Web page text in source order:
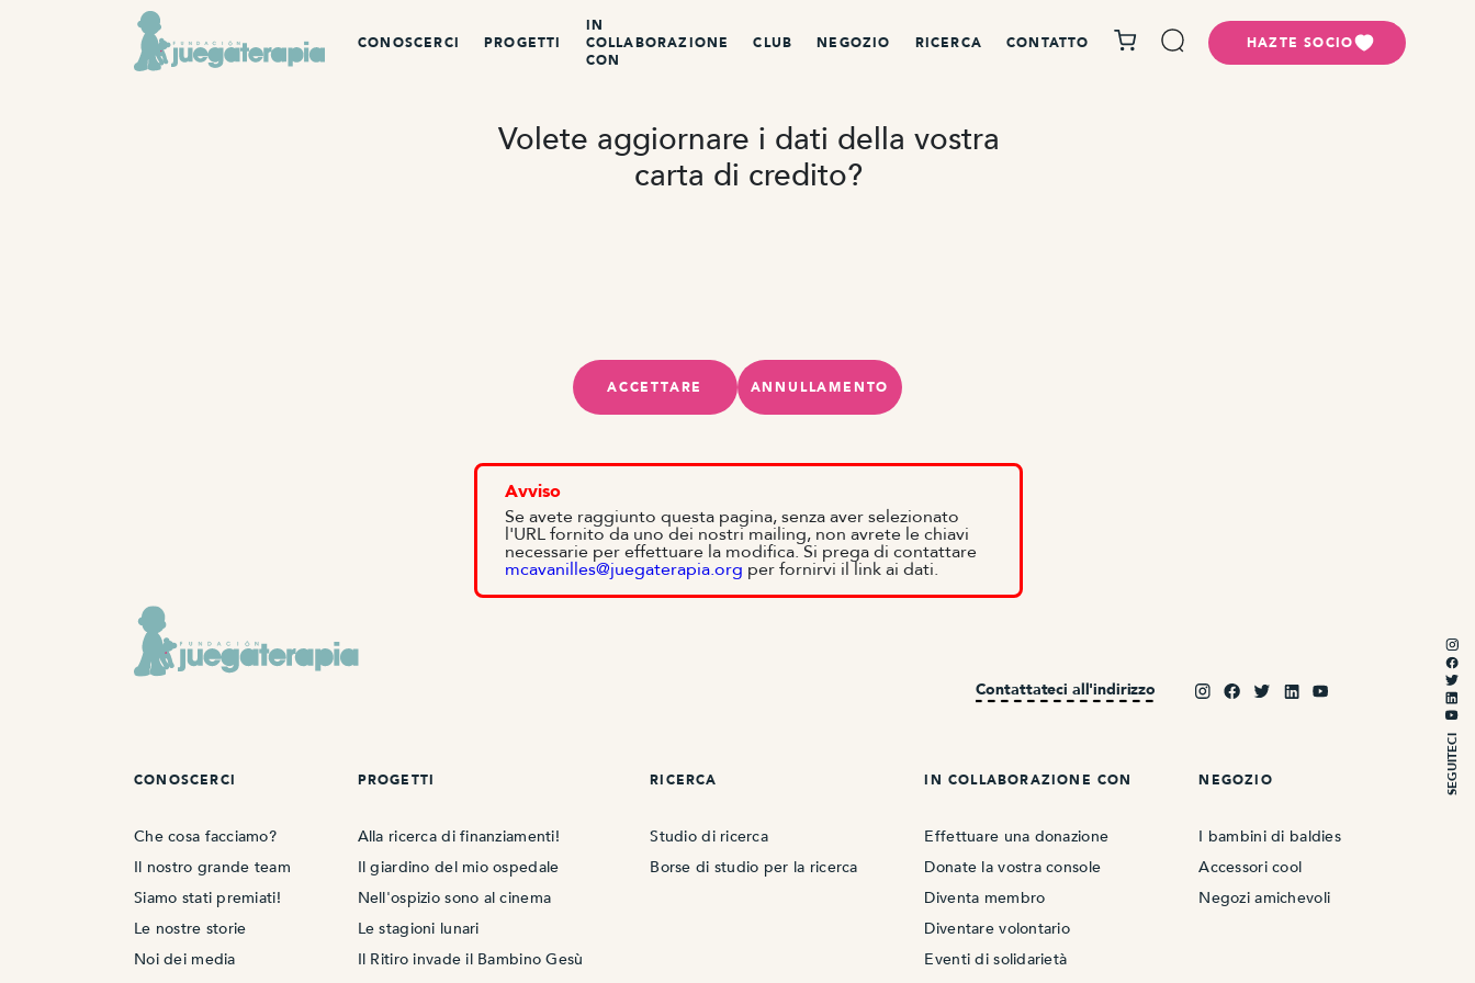
SEGUITECI
CONOSCERCI PROGETTI
IN
COLLABORAZIONE
CON
CLUB NEGOZIO RICERCA CONTATTO HAZTE SOCIO
Volete aggiornare i dati della vostra
carta di credito?
ACCETTARE ANNULLAMENTO
Avviso
Se avete raggiunto questa pagina, senza aver selezionato
l'URL fornito da uno dei nostri mailing, non avrete le chiavi
necessarie per effettuare la modifica. Si prega di contattare
mcavanilles@juegaterapia.org per fornirvi il link ai dati.
Contattateci all'indirizzo
CONOSCERCI
Che cosa facciamo?
Il nostro grande team
Siamo stati premiati!
Le nostre storie
Noi dei media
PROGETTI
Alla ricerca di finanziamenti!
Il giardino del mio ospedale
Nell'ospizio sono al cinema
Le stagioni lunari
Il Ritiro invade il Bambino Gesù
RICERCA
Studio di ricerca
Borse di studio per la ricerca
IN COLLABORAZIONE CON
Effettuare una donazione
Donate la vostra console
Diventa membro
Diventare volontario
Eventi di solidarietà
NEGOZIO
I bambini di baldies
Accessori cool
Negozi amichevoli